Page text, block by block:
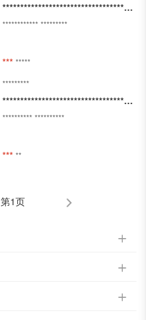
**************************************************
************ *********
*** *****
*********
**********************************************
********** **********
*** **
第1页